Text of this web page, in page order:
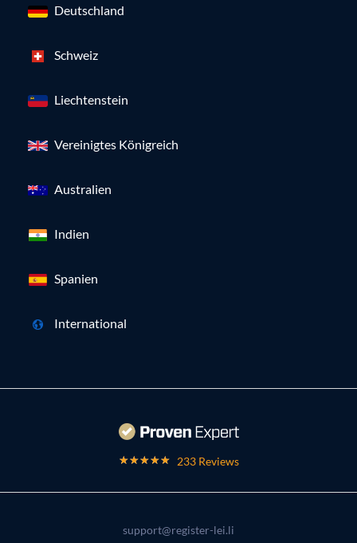
Deutschland
Schweiz
Liechtenstein
Vereinigtes Königreich
Australien
Indien
Spanien
International
233 Reviews
support@register-lei.li